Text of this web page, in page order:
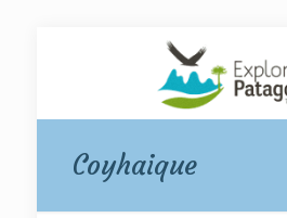
Coyhaique